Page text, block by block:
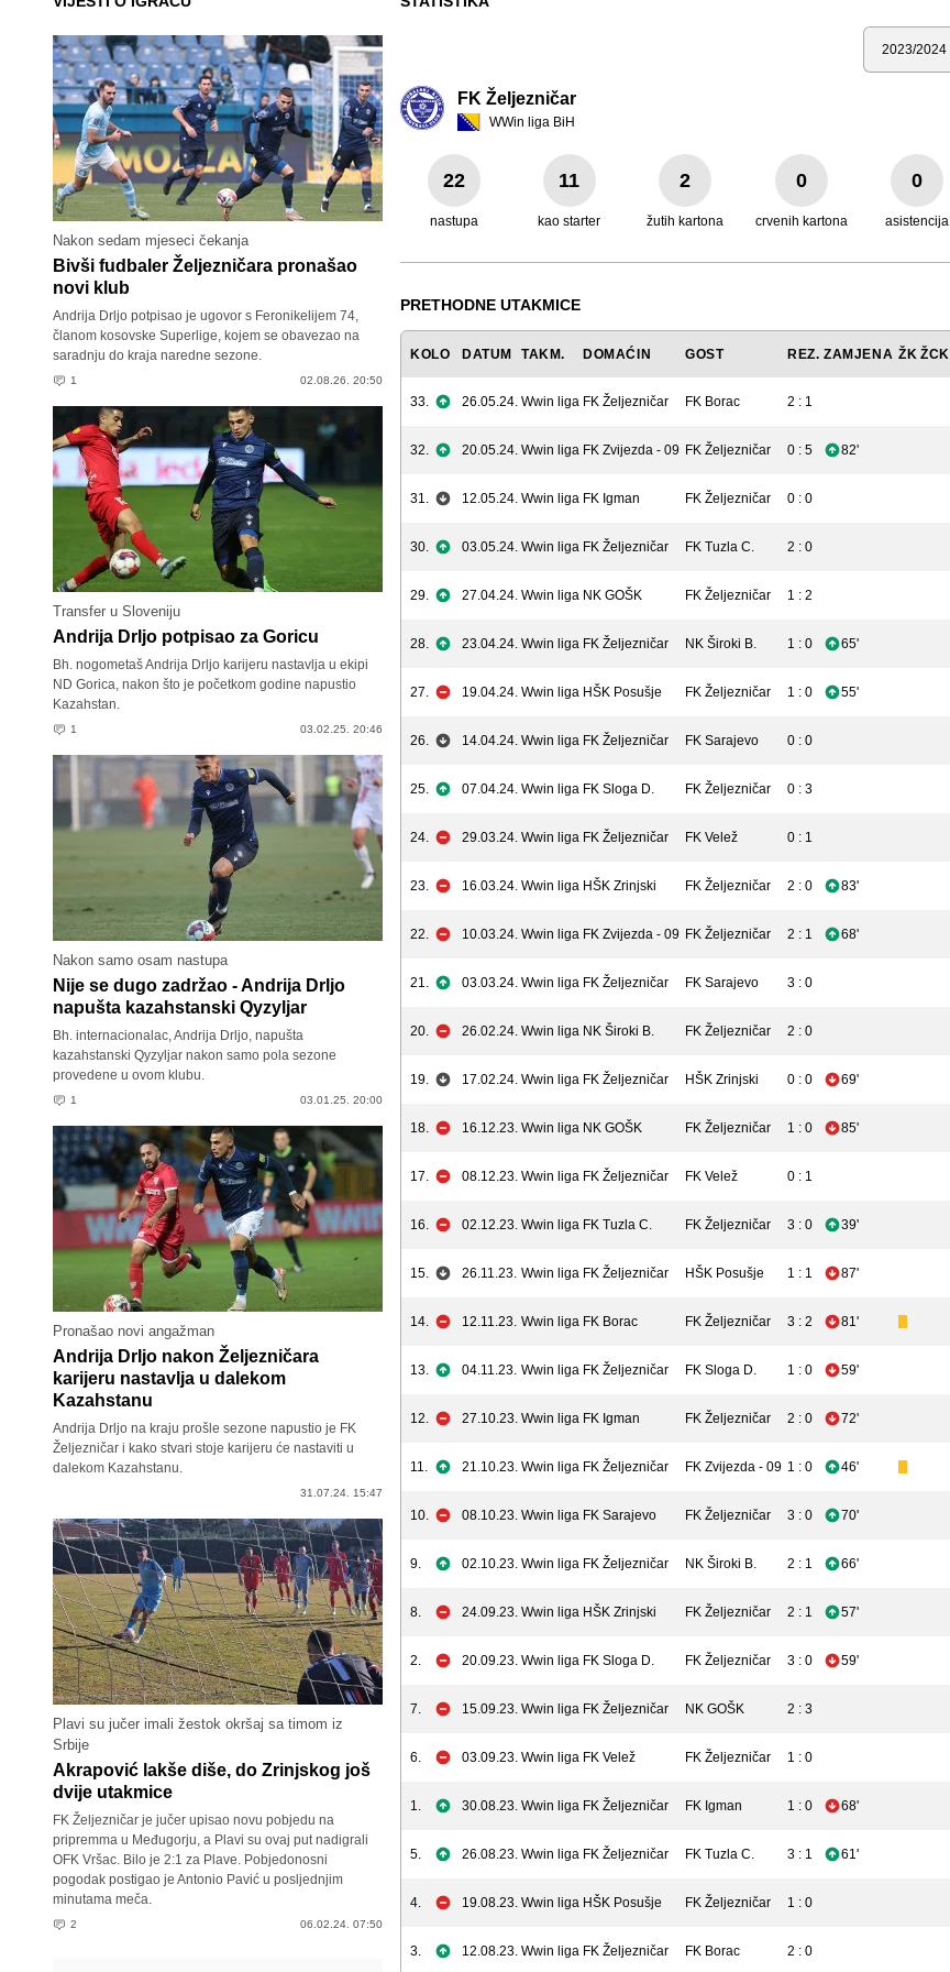
Nakon sedam mjeseci čekanja
Bivši fudbaler Željezničara pronašao
novi klub
Andrija Drljo potpisao je ugovor s Feronikelijem 74,
članom kosovske Superlige, kojem se obavezao na
saradnju do kraja naredne sezone.
1 02.08.26. 20:50
Transfer u Sloveniju
Andrija Drljo potpisao za Goricu
Bh. nogometaš Andrija Drljo karijeru nastavlja u ekipi
ND Gorica, nakon što je početkom godine napustio
Kazahstan.
1 03.02.25. 20:46
Nakon samo osam nastupa
Nije se dugo zadržao - Andrija Drljo
napušta kazahstanski Qyzyljar
Bh. internacionalac, Andrija Drljo, napušta
kazahstanski Qyzyljar nakon samo pola sezone
provedene u ovom klubu.
1 03.01.25. 20:00
Pronašao novi angažman
Andrija Drljo nakon Željezničara
karijeru nastavlja u dalekom
Kazahstanu
Andrija Drljo na kraju prošle sezone napustio je FK
Željezničar i kako stvari stoje karijeru će nastaviti u
dalekom Kazahstanu.
31.07.24. 15:47
Plavi su jučer imali žestok okršaj sa timom iz
Srbije
Akrapović lakše diše, do Zrinjskog još
dvije utakmice
FK Željezničar je jučer upisao novu pobjedu na
pripremma u Međugorju, a Plavi su ovaj put nadigrali
OFK Vršac. Bilo je 2:1 za Plave. Pobjedonosni
pogodak postigao je Antonio Pavić u posljednjim
minutama meča.
2 06.02.24. 07:50
Sezona
FK Željezničar
WWin liga BiH
22
nastupa
11
kao starter
2
žutih kartona
0
crvenih kartona
0
asistencija
PRETHODNE UTAKMICE
KOLO DATUM TAKM. DOMAĆIN GOST REZ. ZAMJENA ŽK ŽCK
33. 26.05.24. Wwin liga FK Željezničar FK Borac 2 : 1
32. 20.05.24. Wwin liga FK Zvijezda - 09 FK Željezničar 0 : 5 82'
31. 12.05.24. Wwin liga FK Igman FK Željezničar 0 : 0
30. 03.05.24. Wwin liga FK Željezničar FK Tuzla C. 2 : 0
29. 27.04.24. Wwin liga NK GOŠK FK Željezničar 1 : 2
28. 23.04.24. Wwin liga FK Željezničar NK Široki B. 1 : 0 65'
27. 19.04.24. Wwin liga HŠK Posušje FK Željezničar 1 : 0 55'
26. 14.04.24. Wwin liga FK Željezničar FK Sarajevo 0 : 0
25. 07.04.24. Wwin liga FK Sloga D. FK Željezničar 0 : 3
24. 29.03.24. Wwin liga FK Željezničar FK Velež 0 : 1
23. 16.03.24. Wwin liga HŠK Zrinjski FK Željezničar 2 : 0 83'
22. 10.03.24. Wwin liga FK Zvijezda - 09 FK Željezničar 2 : 1 68'
21. 03.03.24. Wwin liga FK Željezničar FK Sarajevo 3 : 0
20. 26.02.24. Wwin liga NK Široki B. FK Željezničar 2 : 0
19. 17.02.24. Wwin liga FK Željezničar HŠK Zrinjski 0 : 0 69'
18. 16.12.23. Wwin liga NK GOŠK FK Željezničar 1 : 0 85'
17. 08.12.23. Wwin liga FK Željezničar FK Velež 0 : 1
16. 02.12.23. Wwin liga FK Tuzla C. FK Željezničar 3 : 0 39'
15. 26.11.23. Wwin liga FK Željezničar HŠK Posušje 1 : 1 87'
14. 12.11.23. Wwin liga FK Borac FK Željezničar 3 : 2 81'
13. 04.11.23. Wwin liga FK Željezničar FK Sloga D. 1 : 0 59'
12. 27.10.23. Wwin liga FK Igman FK Željezničar 2 : 0 72'
11. 21.10.23. Wwin liga FK Željezničar FK Zvijezda - 09 1 : 0 46'
10. 08.10.23. Wwin liga FK Sarajevo FK Željezničar 3 : 0 70'
9. 02.10.23. Wwin liga FK Željezničar NK Široki B. 2 : 1 66'
8. 24.09.23. Wwin liga HŠK Zrinjski FK Željezničar 2 : 1 57'
2. 20.09.23. Wwin liga FK Sloga D. FK Željezničar 3 : 0 59'
7. 15.09.23. Wwin liga FK Željezničar NK GOŠK 2 : 3
6. 03.09.23. Wwin liga FK Velež FK Željezničar 1 : 0
1. 30.08.23. Wwin liga FK Željezničar FK Igman 1 : 0 68'
5. 26.08.23. Wwin liga FK Željezničar FK Tuzla C. 3 : 1 61'
4. 19.08.23. Wwin liga HŠK Posušje FK Željezničar 1 : 0
3. 12.08.23. Wwin liga FK Željezničar FK Borac 2 : 0